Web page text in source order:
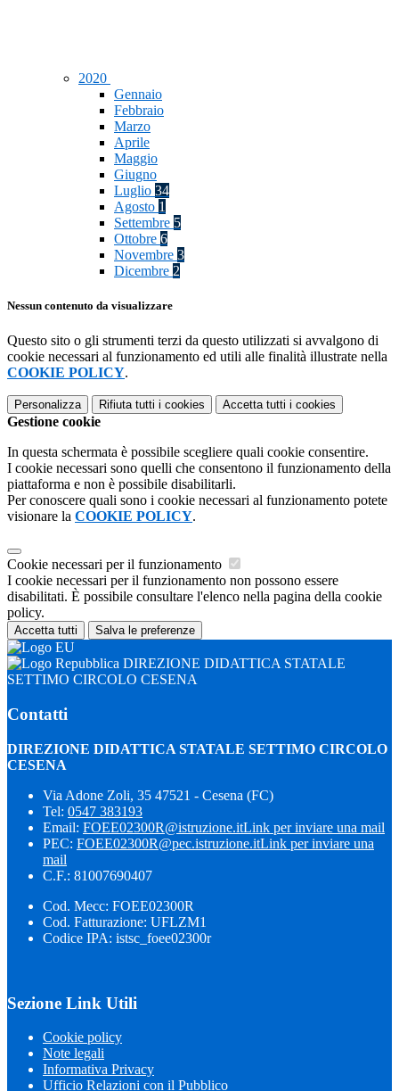
2020
Gennaio
Febbraio
Marzo
Aprile
Maggio
Giugno
Luglio 34
Agosto 1
Settembre 5
Ottobre 6
Novembre 3
Dicembre 2
Nessun contenuto da visualizzare
Questo sito o gli strumenti terzi da questo utilizzati si avvalgono di
cookie necessari al funzionamento ed utili alle finalità illustrate nella
COOKIE POLICY.
Personalizza Rifiuta tutti i cookies Accetta tutti i cookies
Gestione cookie
In questa schermata è possibile scegliere quali cookie consentire.
I cookie necessari sono quelli che consentono il funzionamento della
piattaforma e non è possibile disabilitarli.
Per conoscere quali sono i cookie necessari al funzionamento potete
visionare la COOKIE POLICY.
Cookie necessari per il funzionamento
I cookie necessari per il funzionamento non possono essere
disabilitati. È possibile consultare l'elenco nella pagina della cookie
policy.
Accetta tutti Salva le preferenze
DIREZIONE DIDATTICA STATALE
SETTIMO CIRCOLO CESENA
Contatti
DIREZIONE DIDATTICA STATALE SETTIMO CIRCOLO
CESENA
Via Adone Zoli, 35 47521 - Cesena (FC)
Tel: 0547 383193
Email: FOEE02300R@istruzione.itLink per inviare una mail
PEC: FOEE02300R@pec.istruzione.itLink per inviare una
mail
C.F.: 81007690407
Cod. Mecc: FOEE02300R
Cod. Fatturazione: UFLZM1
Codice IPA: istsc_foee02300r
Sezione Link Utili
Cookie policy
Note legali
Informativa Privacy
Ufficio Relazioni con il Pubblico